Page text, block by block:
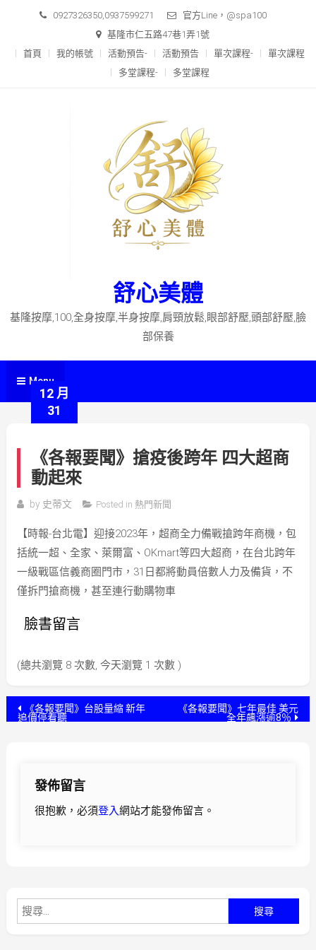
content
0927326350,0937599271
官方Line，@spa100
基隆市仁五路47巷1弄1號
首頁
我的帳號 活動預告- 活動預告 單次課程-
單次課程
多堂課程-
多堂課程
舒心美體
基隆按摩,100,全身按摩,半身按摩,肩頸放鬆,眼部舒壓,頭部舒壓,臉
部保養
Menu
12 月
31
《各報要聞》搶疫後跨年 四大超商
動起來
by 史蒂文 Posted in 熱門新聞
【時報-台北電】迎接2023年，超商全力備戰搶跨年商機，包
括統一超、全家、萊爾富、OKmart等四大超商，在台北跨年
一級戰區信義商圈門市，31日都將動員倍數人力及備貨，不
僅拆門搶商機，甚至連行動購物車
臉書留言
(總共瀏覽 8 次數, 今天瀏覽 1 次數 )
文 《各報要聞》台股量縮 新年
追價停看聽
《各報要聞》七年最佳 美元
全年飆漲逾8％
發佈留言
很抱歉，必須登入網站才能發佈留言。
尋